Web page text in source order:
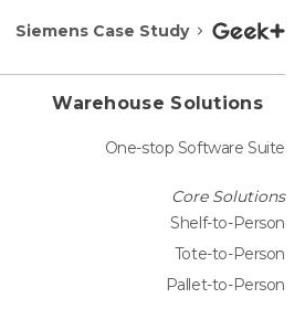
Siemens Case Study
Warehouse Solutions
One-stop Software Suite
Core Solutions
Shelf-to-Person
Tote-to-Person
Pallet-to-Person